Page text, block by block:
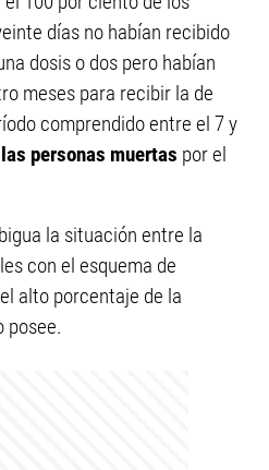
días no habían recibido
dosis o dos pero habían
meses para recibir la de
comprendido entre el 7 y
personas muertas por el
la situación entre la
con el esquema de
alto porcentaje de la
posee.